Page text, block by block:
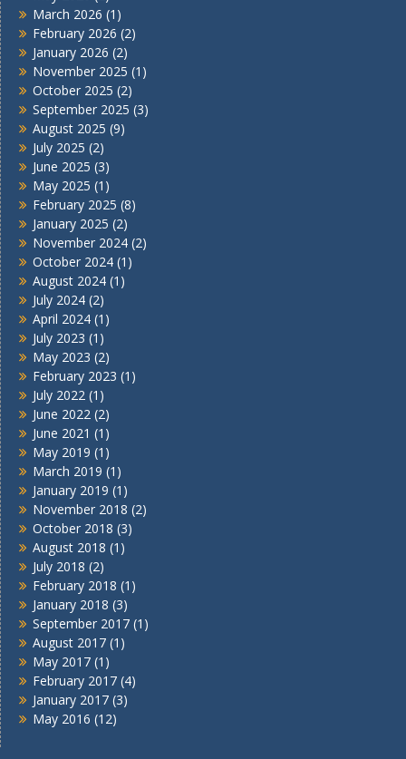
March 2026 (1)
February 2026 (2)
January 2026 (2)
November 2025 (1)
October 2025 (2)
September 2025 (3)
August 2025 (9)
July 2025 (2)
June 2025 (3)
May 2025 (1)
February 2025 (8)
January 2025 (2)
November 2024 (2)
October 2024 (1)
August 2024 (1)
July 2024 (2)
April 2024 (1)
July 2023 (1)
May 2023 (2)
February 2023 (1)
July 2022 (1)
June 2022 (2)
June 2021 (1)
May 2019 (1)
March 2019 (1)
January 2019 (1)
November 2018 (2)
October 2018 (3)
August 2018 (1)
July 2018 (2)
February 2018 (1)
January 2018 (3)
September 2017 (1)
August 2017 (1)
May 2017 (1)
February 2017 (4)
January 2017 (3)
May 2016 (12)